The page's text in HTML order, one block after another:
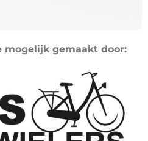
gemaakt door: